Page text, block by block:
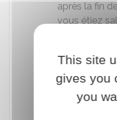
après la fin
vous étiez
d'aide au
Vous devez
créateurs et
qui vous
This site
gives you
you